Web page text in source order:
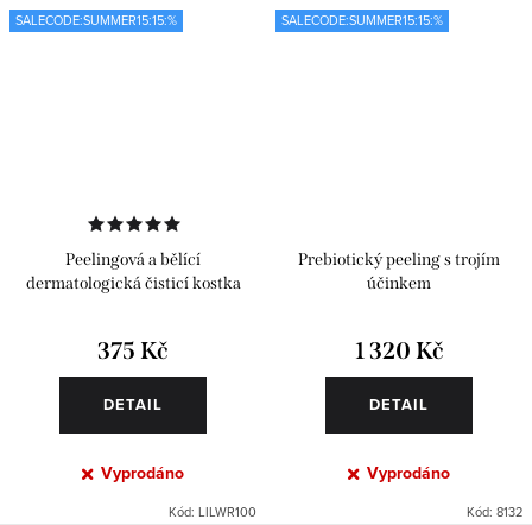
SALECODE:SUMMER15:15:%
Peelingová a bělící
dermatologická čisticí kostka
375 Kč
DETAIL
Vyprodáno
Kód: LILWR100
SALECODE:SUMMER15:15:%
Prebiotický peeling s trojím
účinkem
1 320 Kč
DETAIL
Vyprodáno
Kód: 8132